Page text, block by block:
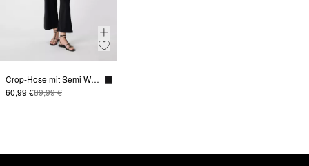
Crop-Hose mit Semi Wide Leg
60,99 €89,99 €